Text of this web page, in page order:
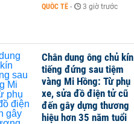
QUỐC TẾ - 3 giờ trước
Chân dung ông chủ kín
tiếng đứng sau tiệm
vàng Mi Hồng: Từ phụ
xe, sửa đồ điện tử cũ
đến gây dựng thương
hiệu hơn 35 năm tuổi